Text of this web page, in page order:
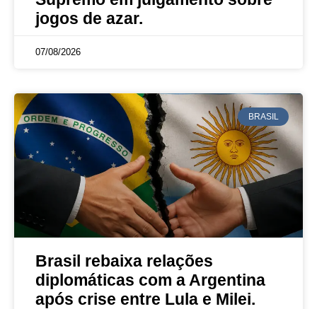
jogos de azar.
07/08/2026
BRASIL
Brasil rebaixa relações
diplomáticas com a Argentina
após crise entre Lula e Milei.